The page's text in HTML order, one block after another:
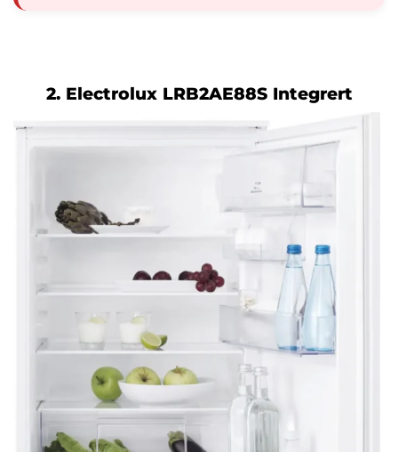
2. Electrolux LRB2AE88S Integrert